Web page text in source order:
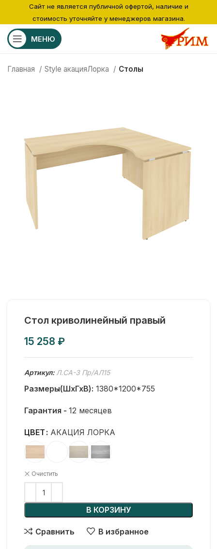
МЕНЮ
Главная Style акацияЛорка Столы
Стол криволинейный правый
₽
Артикул: Л.СА-3 Пр/АЛ15
Размеры(ШхГхВ): 1380*1200*755
Гарантия - 12 месяцев
ЦВЕТ АКАЦИЯ ЛОРКА
Очистить
В КОРЗИНУ
Сравнить В избранное
Сайт не является публичной офертой, наличие и
стоимость уточняйте у менеджеров магазина.